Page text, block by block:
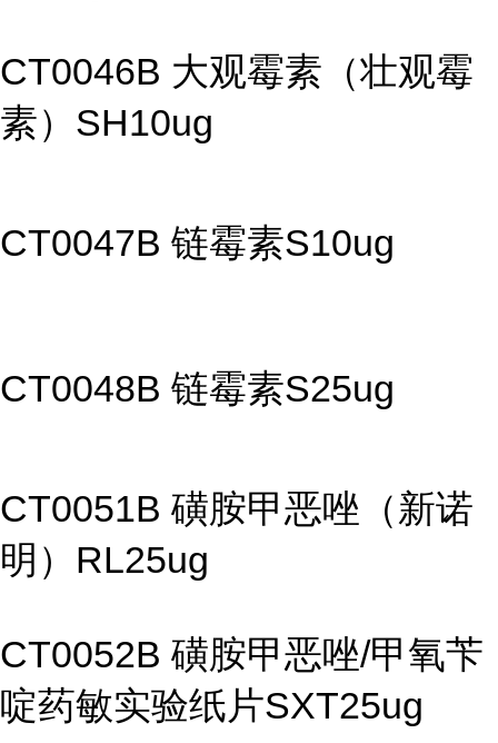
CT0046B 大观霉素（壮观霉
素）SH10ug
CT0047B 链霉素S10ug
CT0048B 链霉素S25ug
CT0051B 磺胺甲恶唑（新诺
明）RL25ug
CT0052B 磺胺甲恶唑/甲氧苄
啶药敏实验纸片SXT25ug